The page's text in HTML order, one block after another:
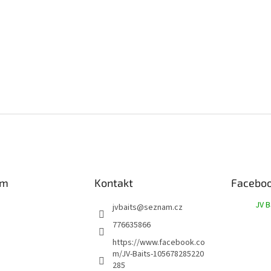
Kontakt
jvbaits@seznam.cz
776635866
https://www.facebook.co
m/JV-Baits-105678285220
285
JV